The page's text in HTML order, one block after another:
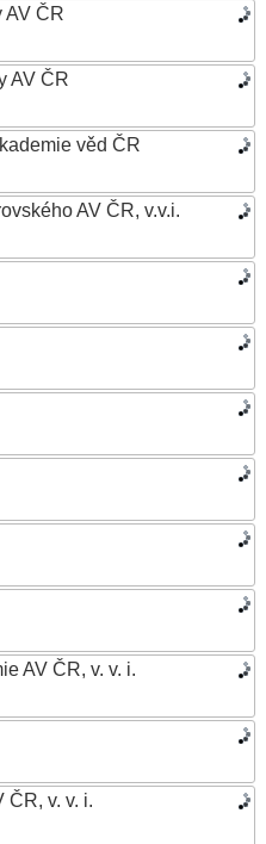
AV ČR
AV ČR
věd ČR
AV ČR, v.v.i.
AV ČR, v. v. i.
ČR, v. v. i.